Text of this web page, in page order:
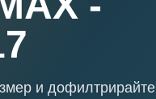
и дофилтрирайте